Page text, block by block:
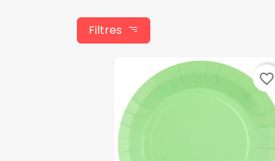
Filtres
favorite_border